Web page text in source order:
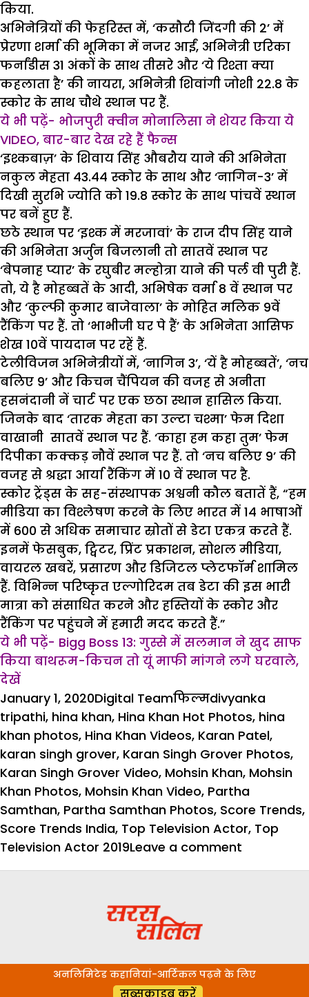
किया.
अभिनेत्रियों की फेहरिस्त में, ‘कसौटी जिंदगी की 2’ में
प्रेरणा शर्मा की भूमिका में नजर आईं, अभिनेत्री एरिका
फर्नांडीस 31 अंकों के साथ तीसरे और ‘ये रिश्ता क्या
कहलाता है’ की नायरा, अभिनेत्री शिवांगी जोशी 22.8 के
स्कोर के साथ चौथे स्थान पर हैं.
ये भी पढ़ें- भोजपुरी क्वीन मोनालिसा ने शेयर किया ये
VIDEO, बार-बार देख रहे हैं फैन्स
‘इश्कबाज़’ के शिवाय सिंह औबरौय याने की अभिनेता
नकुल मेहता 43.44 स्कोर के साथ और ‘नागिन-3’ में
दिखी सुरभि ज्योति को 19.8 स्कोर के साथ पांचवें स्थान
पर बनें हुए हैं.
छठे स्थान पर ‘इश्क में मरजावां’ के राज दीप सिंह याने
की अभिनेता अर्जुन बिजलानी तो सातवें स्थान पर
‘बेपनाह प्यार’ के रघुबीर मल्होत्रा याने की पर्ल वी पुरी हैं.
तो, ये है मोहब्बतें के आदी, अभिषेक वर्मा 8 वें स्थान पर
और ‘कुल्फी कुमार बाजेवाला’ के मोहित मलिक 9वें
रैंकिंग पर हैं. तो ‘भाभीजी घर पे हैं’ के अभिनेता आसिफ
शेख 10वें पायदान पर रहें हैं.
टेलीविजन अभिनेत्रीयों में, ‘नागिन 3’, ‘यें है मोहब्बतें’, ‘नच
बलिए 9’ और किचन चैंपियन की वजह से अनीता
हसनंदानी नें चार्ट पर एक छठा स्थान हासिल किया.
जिनके बाद ‘तारक मेहता का उल्टा चश्मा’ फेम दिशा
वाखानी सातवें स्थान पर हैं. ‘काहा हम कहा तुम’ फेम
दिपीका कक्कड़ नौवें स्थान पर हैं. तो ‘नच बलिए 9’ की
वजह से श्रद्धा आर्या रैंकिंग में 10 वें स्थान पर है.
स्कोर ट्रेंड्स के सह-संस्थापक अश्वनी कौल बतातें हैं, “हम
मीडिया का विश्लेषण करने के लिए भारत में 14 भाषाओं
में 600 से अधिक समाचार स्रोतों से डेटा एकत्र करते हैं.
इनमें फेसबुक, ट्विटर, प्रिंट प्रकाशन, सोशल मीडिया,
वायरल खबरें, प्रसारण और डिजिटल प्लेटफॉर्म शामिल
हैं. विभिन्न परिष्कृत एल्गोरिदम तब डेटा की इस भारी
मात्रा को संसाधित करने और हस्तियों के स्कोर और
रैंकिंग पर पहुंचने में हमारी मदद करते हैं.”
ये भी पढ़ें- Bigg Boss 13: गुस्से में सलमान ने खुद साफ
किया बाथरूम-किचन तो यूं माफी मांगने लगे घरवाले,
देखें
Posted
on
January 1, 2020Author
Digital TeamCategories
फिल्मTags
divyanka
tripathi, hina khan, Hina Khan Hot Photos, hina
khan photos, Hina Khan Videos, Karan Patel,
karan singh grover, Karan Singh Grover Photos,
Karan Singh Grover Video, Mohsin Khan, Mohsin
Khan Photos, Mohsin Khan Video, Partha
Samthan, Partha Samthan Photos, Score Trends,
Score Trends India, Top Television Actor, Top
Television Actor 2019Leave a comment
एक्ट्रेस
अनलिमिटेड कहानियां-आर्टिकल पढ़ने के लिए